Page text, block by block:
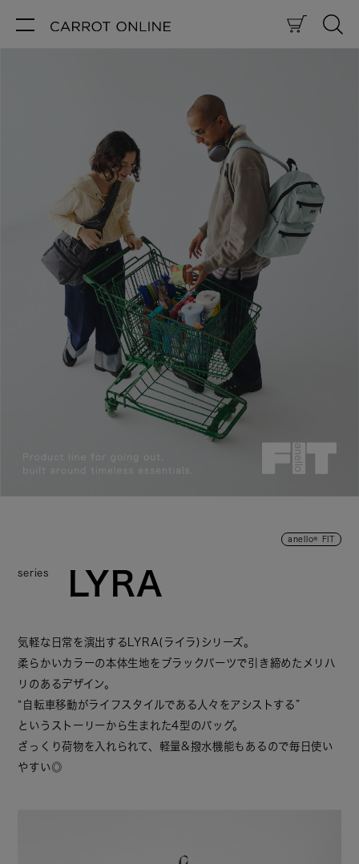
anello® FIT
series LYRA
気軽な日常を演出するLYRA(ライラ)シリーズ。
柔らかいカラーの本体生地をブラックパーツで引き締めたメリハ
リのあるデザイン。
“自転車移動がライフスタイルである人々をアシストする”
というストーリーから生まれた4型のバッグ。
ざっくり荷物を入れられて、軽量&撥水機能もあるので毎日使い
やすい◎